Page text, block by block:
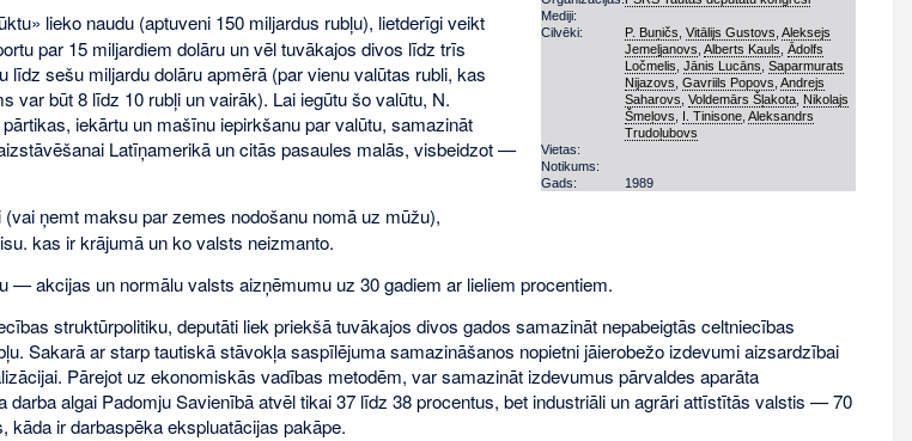
Mediji:
Cilvēki:
P. Buņičs ,Vitālijs Gustovs ,Aleksejs
Jemeļjanovs ,Alberts Kauls ,Ādolfs
Ločmelis ,Jānis Lucāns ,Saparmurats
Nijazovs ,Gavriils Popovs ,Andrejs
Saharovs ,Voldemārs Šļakota Nikolajs
Šmeļovs
I. Tinisone ,Aleksandrs
Trudoļubovs
Vietas:
Notikums:
Gads:
1989
lieko naudu (aptuveni 150 miljardus rubļu), lietderīgi veikt
par 15 miljardiem dolāru un vēl tuvākajos divos līdz trīs
sešu miljardu dolāru apmērā (par vienu valūtas rubli, kas
var būt 8 līdz 10 rubļi un vairāk). Lai iegūtu šo valūtu, N.
iekārtu un mašīnu iepirkšanu par valūtu, samazināt
Latīņamerikā un citās pasaules malās, visbeidzot —
ņemt maksu par zemes nodošanu nomā uz mūžu),
kas ir krājumā un ko valsts neizmanto.
— akcijas un normālu valsts aizņēmumu uz 30 gadiem ar lieliem procentiem.
struktūrpolitiku, deputāti liek priekšā tuvākajos divos gados samazināt nepabeigtās celtniecības
Sakarā ar starp tautiskā stāvokļa saspīlējuma samazināšanos nopietni jāierobežo izdevumi aizsardzībai
Pārejot uz ekonomiskās vadības metodēm, var samazināt izdevumus pārvaldes aparāta
darba algai Padomju Savienībā atvēl tikai 37 līdz 38 procentus, bet industriāli un agrāri attīstītās valstis — 70
kāda ir darbaspēka ekspluatācijas pakāpe.